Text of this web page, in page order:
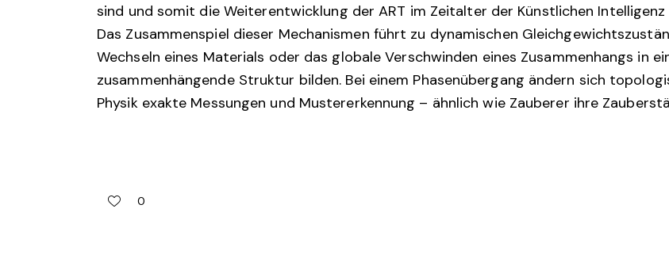
sind und somit die Weiterentwicklung der ART im Zeitalter der Künstlichen
Das Zusammenspiel dieser Mechanismen führt zu dynamischen
Wechseln eines Materials oder das globale Verschwinden eines Zusammenhangs in
zusammenhängende Struktur bilden. Bei einem Phasenübergang ändern sich
Physik exakte Messungen und Mustererkennung – ähnlich wie Zauberer ihre
0